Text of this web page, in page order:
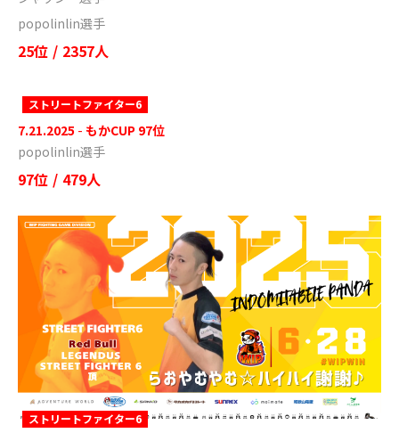
popolinlin選手
25位 / 2357人
ストリートファイター6
7.21.2025 - もかCUP 97位
popolinlin選手
97位 / 479人
ストリートファイター6